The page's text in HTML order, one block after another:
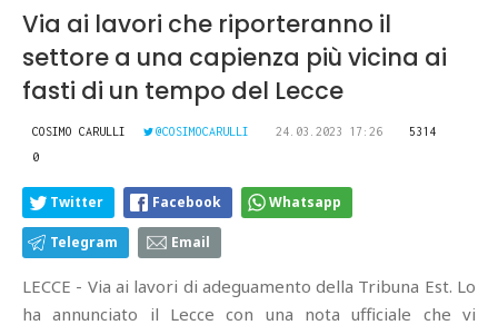
Via ai lavori che riporteranno il
settore a una capienza più vicina ai
fasti di un tempo del Lecce
COSIMO CARULLI @COSIMOCARULLI 24.03.2023 17:26
5314
0
Twitter Facebook Whatsapp
Telegram Email
LECCE - Via ai lavori di adeguamento della Tribuna Est. Lo
ha annunciato il Lecce con una nota ufficiale che vi